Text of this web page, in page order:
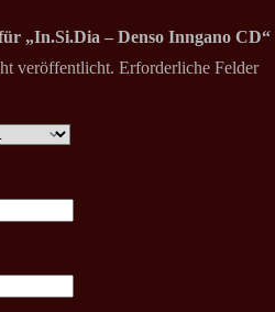
„In.Si.Dia – Denso Inngano CD“
veröffentlicht. Erforderliche Felder